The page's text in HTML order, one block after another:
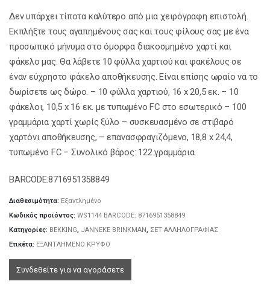
Δεν υπάρχει τίποτα καλύτερο από μια χειρόγραφη επιστολή.
Εκπλήξτε τους αγαπημένους σας και τους φίλους σας με ένα
προσωπικό μήνυμα στο όμορφα διακοσμημένο χαρτί και
φάκελο μας. Θα λάβετε 10 φύλλα χαρτιού και φακέλους σε
έναν εύχρηστο φάκελο αποθήκευσης. Είναι επίσης ωραίο να το
δωρίσετε ως δώρο. – 10 φύλλα χαρτιού, 16 x 20,5 εκ. – 10
φάκελοι, 10,5 x 16 εκ. με τυπωμένο FC στο εσωτερικό – 100
γραμμάρια χαρτί χωρίς ξύλο – συσκευασμένο σε στιβαρό
χαρτόνι αποθήκευσης, – επανασφραγιζόμενο, 18,8 x 24,4,
τυπωμένο FC – Συνολικό βάρος: 122 γραμμάρια
BARCODE:8716951358849
Διαθεσιμότητα: Εξαντλημένο
Κωδικός προϊόντος: WS1144 BARCODE: 8716951358849
Κατηγορίες: BEKKING, JANNEKE BRINKMAN, ΣΕΤ ΑΛΛΗΛΟΓΡΑΦΙΑΣ
Ετικέτα: ΕΞΑΝΤΛΗΜΕΝΟ ΚΡΥΦΟ
Συνδεθείτε για να αγοράσετε